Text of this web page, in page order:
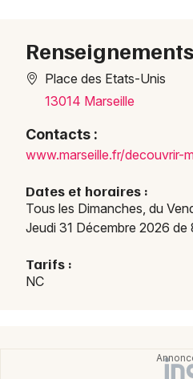
Magazine à Marseille
13 - Bouches du Rhône
Je
Renseignements
Place des Etats-Unis
13014 Marseille
Contacts :
www.marseille.fr/decouvrir-
Dates et horaires :
Tous les Dimanches, du
Jeudi 31 Décembre 2026 de
Tarifs :
NC